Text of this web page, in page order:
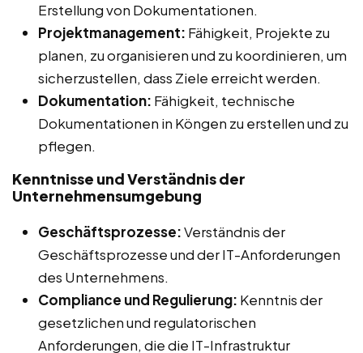
Erstellung von Dokumentationen.
Projektmanagement: Fähigkeit, Projekte zu
planen, zu organisieren und zu koordinieren, um
sicherzustellen, dass Ziele erreicht werden.
Dokumentation: Fähigkeit, technische
Dokumentationen in Köngen zu erstellen und zu
pflegen.
Kenntnisse und Verständnis der
Unternehmensumgebung
Geschäftsprozesse:Verständnis der
Geschäftsprozesse und der IT-Anforderungen
des Unternehmens.
Compliance und Regulierung: Kenntnis der
gesetzlichen und regulatorischen
Anforderungen, die die IT-Infrastruktur